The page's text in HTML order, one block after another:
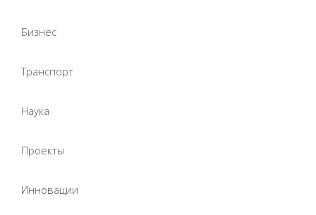
Бизнес
Транспорт
Наука
Проекты
Инновации